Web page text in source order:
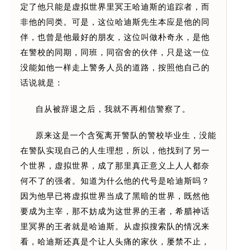
定了他只能是虚拟世界里冥王哈迪斯的追踪者，而
非他的同类。可是，这位哈迪斯先生本应是他的同
伴，也曾是他最好的朋友，这位叫做朴奇永，是他
在警校的同期，同班，同宿舍的伙伴，只是这一位
没能如他一样走上警务人员的道路，按照他自己的
话说就是：
自从被辞退之后，我就不再相信警察了。
原来这是一个含冤离开警队的警校毕业生，没能
在警队实现自己的人生理想，所以，他找到了另一
个世界，虚拟世界，成了那里真正意义上人人都奈
何不了的强者。知道为什么他的代号是哈迪斯吗？
因为他早已将虚拟世界当成了黑暗的世界，既然他
要成为主宰，那不妨成为这世界的王者，希腊神话
里冥界的王者就是哈迪斯。从虚拟搜索队的情况来
看，哈迪斯还真是个让人头痛的家伙，屡禁不止，